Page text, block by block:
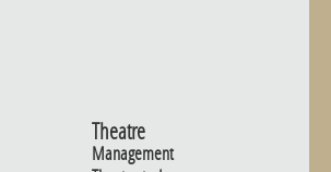
Theatre
Management